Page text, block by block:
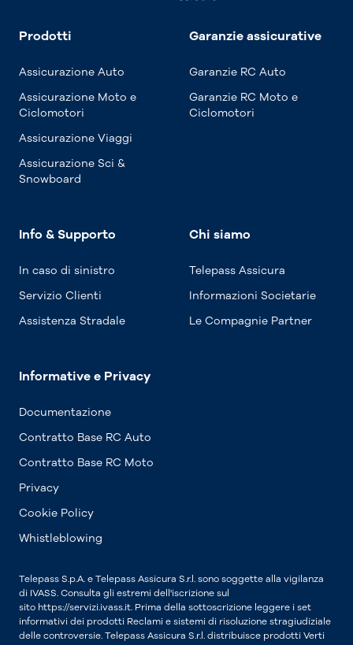
Prodotti
Assicurazione Auto
Assicurazione Moto e
Ciclomotori
Assicurazione Viaggi
Assicurazione Sci &
Snowboard
Garanzie assicurative
Garanzie RC Auto
Garanzie RC Moto e
Ciclomotori
Info & Supporto
In caso di sinistro
Servizio Clienti
Assistenza Stradale
Chi siamo
Telepass Assicura
Informazioni Societarie
Le Compagnie Partner
Informative e Privacy
Documentazione
Contratto Base RC Auto
Contratto Base RC Moto
Privacy
Cookie Policy
Whistleblowing
Telepass S.p.A. e Telepass Assicura S.r.l. sono soggette alla vigilanza
di IVASS. Consulta gli estremi dell'iscrizione sul
sito https://servizi.ivass.it. Prima della sottoscrizione leggere i set
informativi dei prodotti Reclami e sistemi di risoluzione stragiudiziale
delle controversie. Telepass Assicura S.r.l. distribuisce prodotti Verti